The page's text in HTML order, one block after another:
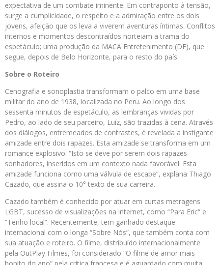
expectativa de um combate iminente. Em contraponto à tensão,
surge a cumplicidade, o respeito e a admiração entre os dois
jovens, afeição que os leva a viverem aventuras íntimas. Conflitos
internos e momentos descontraídos norteiam a trama do
espetáculo; uma produção da MACA Entretenimento (DF), que
segue, depois de Belo Horizonte, para o resto do país.
Sobre o Roteiro
Cenografia e sonoplastia transformam o palco em uma base
militar do ano de 1938, localizada no Peru. Ao longo dos
sessenta minutos de espetáculo, as lembranças vividas por
Pedro, ao lado de seu parceiro, Luíz, são trazidas à cena. Através
dos diálogos, entremeados de contrastes, é revelada a instigante
amizade entre dois rapazes. Esta amizade se transforma em um
romance explosivo. “Isto se deve por serem dois rapazes
sonhadores, inseridos em um contexto nada favorável. Esta
amizade funciona como uma válvula de escape”, explana Thiago
Cazado, que assina o 10° texto de sua carreira.
Cazado também é conhecido por atuar em curtas metragens
LGBT, sucesso de visualizações na internet, como “Para Eric” e
“Tenho local”. Recentemente, tem ganhado destaque
internacional com o longa “Sobre Nós”, que também conta com
sua atuação e roteiro. O filme, distribuído internacionalmente
pela OutPlay Filmes, foi considerado “O filme de amor mais